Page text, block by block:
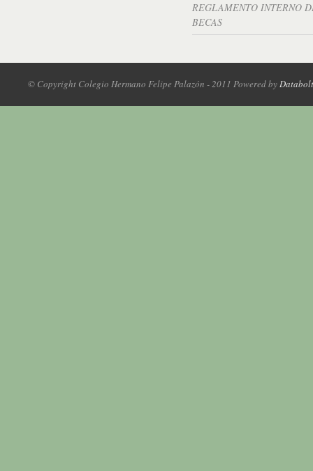
REGLAMENTO INTERNO
BECAS
© Copyright Colegio Hermano Felipe Palazón - 2011 Powered byDatabolt